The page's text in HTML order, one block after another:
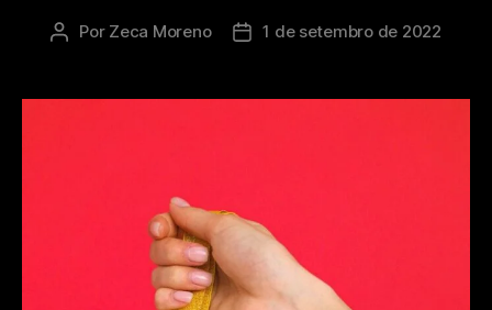
Por Zeca Moreno 1 de setembro de 2022